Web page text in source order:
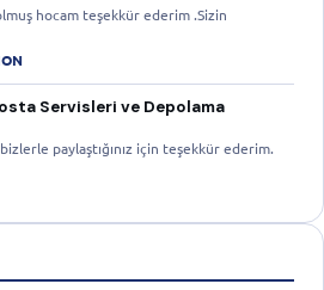
hocam teşekkür ederim .Sizin
Servisleri ve Depolama
paylaştığınız için teşekkür ederim.